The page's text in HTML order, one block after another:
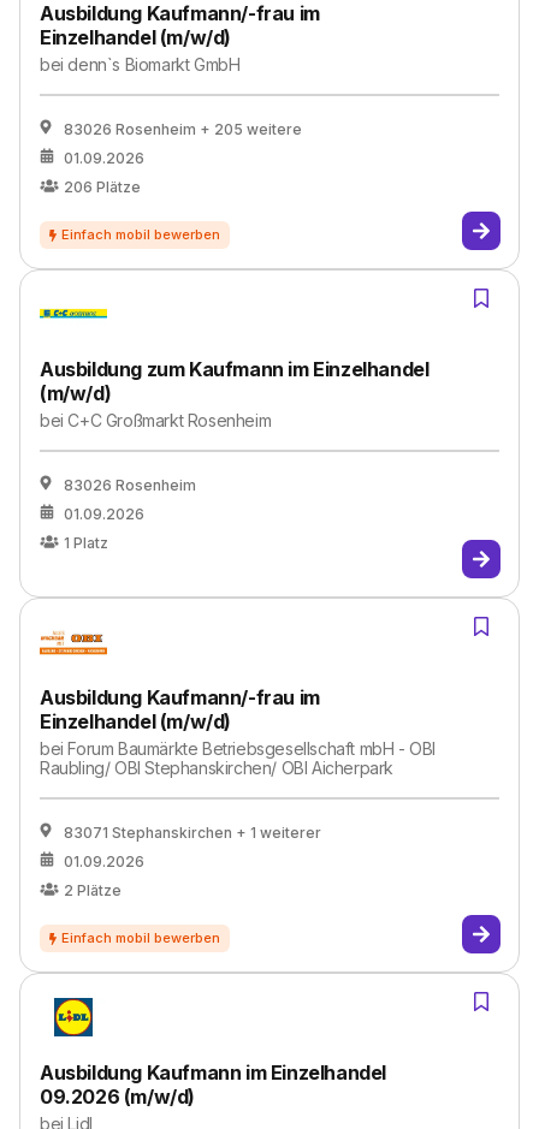
Ausbildung Kaufmann/-frau im
Einzelhandel (m/w/d)
beidenn`s Biomarkt GmbH
83026 Rosenheim + 205 weitere
01.09.2026
206 Plätze
Ausbildung zum Kaufmann im Einzelhandel
(m/w/d)
beiC+C Großmarkt Rosenheim
83026 Rosenheim
01.09.2026
1 Platz
Ausbildung Kaufmann/-frau im
Einzelhandel (m/w/d)
beiForum Baumärkte Betriebsgesellschaft mbH - OBI
Raubling/ OBI Stephanskirchen/ OBI Aicherpark
83071 Stephanskirchen + 1 weiterer
01.09.2026
2 Plätze
Ausbildung Kaufmann im Einzelhandel
09.2026 (m/w/d)
beiLidl